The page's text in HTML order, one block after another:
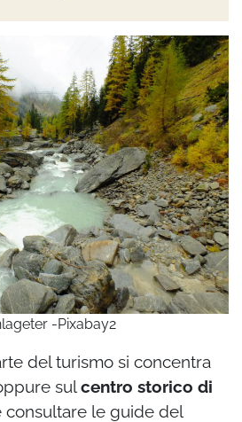
-Pixabay2
del turismo si concentra
sulcentro storico di
consultare le guide del